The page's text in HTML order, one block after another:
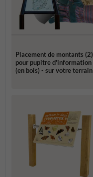
Placement de montants (2)
pour pupitre d'information
(en bois) - sur votre terrain